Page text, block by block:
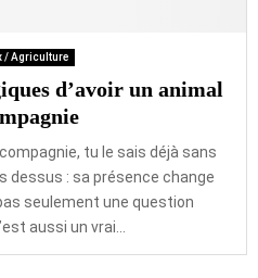
/ Agriculture
d’avoir un animal
tu le sais déjà sans
: sa présence change
seulement une question
aussi un vrai...